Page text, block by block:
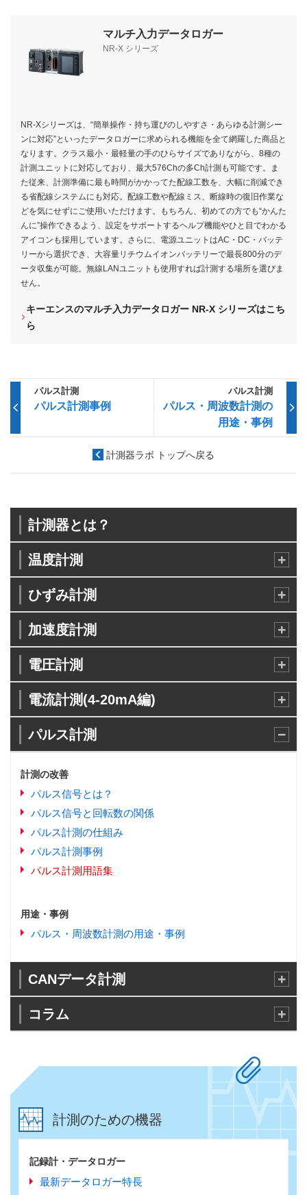
マルチ入力データロガー
NR-X シリーズ
NR-Xシリーズは、“簡単操作・持ち運びのしやすさ・あらゆる計測シー
ンに対応”といったデータロガーに求められる機能を全て網羅した商品と
なります。クラス最小・最軽量の手のひらサイズでありながら、8種の
計測ユニットに対応しており、最大576Chの多Ch計測も可能です。ま
た従来、計測準備に最も時間がかかってた配線工数を、大幅に削減でき
る省配線システムにも対応。配線工数や配線ミス、断線時の復旧作業な
どを気にせずにご使用いただけます。もちろん、初めての方でも“かんた
んに”操作できるよう、設定をサポートするヘルプ機能やひと目でわかる
アイコンも採用しています。さらに、電源ユニットはAC・DC・バッテ
リーから選択でき、大容量リチウムイオンバッテリーで最長800分のデ
ータ収集が可能。無線LANユニットも使用すれば計測する場所を選びま
せん。
キーエンスのマルチ入力データロガー NR-X シリーズはこち
ら
パルス計測
パルス計測事例
パルス計測
パルス・周波数計測の
用途・事例
計測器ラボ トップへ戻る
計測器とは？
温度計測
ひずみ計測
加速度計測
電圧計測
電流計測(4-20mA編)
パルス計測
計測の改善
パルス信号とは？
パルス信号と回転数の関係
パルス計測の仕組み
パルス計測事例
パルス計測用語集
用途・事例
パルス・周波数計測の用途・事例
CANデータ計測
計測のための機器
記録計・データロガー
最新データロガー特長
コラム